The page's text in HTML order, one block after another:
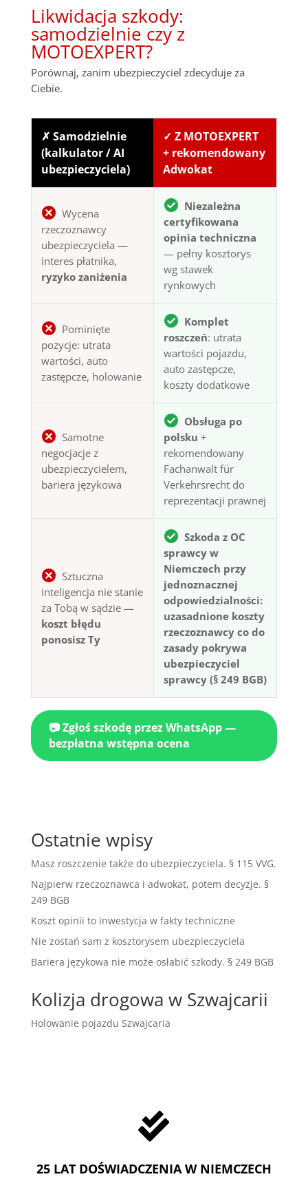
Likwidacja szkody:
samodzielnie czy z
MOTOEXPERT?
Porównaj, zanim ubezpieczyciel zdecyduje za
Ciebie.
✗ Samodzielnie
(kalkulator / AI
ubezpieczyciela)
✓ Z MOTOEXPERT
+ rekomendowany
Adwokat
Wycena
rzeczoznawcy
ubezpieczyciela —
interes płatnika,
ryzyko zaniżenia
Niezależna
certyfikowana
opinia techniczna
— pełny kosztorys
wg stawek
rynkowych
Pominięte
pozycje: utrata
wartości, auto
zastępcze, holowanie
Komplet
roszczeń: utrata
wartości pojazdu,
auto zastępcze,
koszty dodatkowe
Samotne
negocjacje z
ubezpieczycielem,
bariera językowa
Obsługa po
polsku +
rekomendowany
Fachanwalt für
Verkehrsrecht do
reprezentacji prawnej
Sztuczna
inteligencja nie stanie
za Tobą w sądzie —
koszt błędu
ponosisz Ty
Szkoda z OC
sprawcy w
Niemczech przy
jednoznacznej
odpowiedzialności:
uzasadnione koszty
rzeczoznawcy co do
zasady pokrywa
ubezpieczyciel
sprawcy (§ 249 BGB)
📷 Zgłoś szkodę przez WhatsApp —
bezpłatna wstępna ocena
Ostatnie wpisy
Masz roszczenie także do ubezpieczyciela. § 115 VVG.
Najpierw rzeczoznawca i adwokat, potem decyzje. §
249 BGB
Koszt opinii to inwestycja w fakty techniczne
Nie zostań sam z kosztorysem ubezpieczyciela
Bariera językowa nie może osłabić szkody. § 249 BGB
Kolizja drogowa w Szwajcarii
Holowanie pojazdu Szwajcaria

25 LAT DOŚWIADCZENIA W NIEMCZECH